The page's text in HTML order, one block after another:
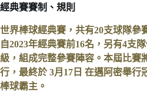
經典賽賽制、規則
世界棒球經典賽，共有20支球隊參
自2023年經典賽前16名，另有4支
級，組成完整參賽陣容。本屆比賽
行，最終於 3月17日 在邁阿密舉行
棒球霸主。